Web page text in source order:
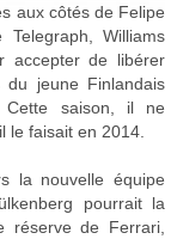
aux côtés de Felipe
Williams
accepter de libérer
du jeune Finlandais
Cette saison, il ne
le faisait en 2014.
la nouvelle équipe
pourrait la
réserve de Ferrari,